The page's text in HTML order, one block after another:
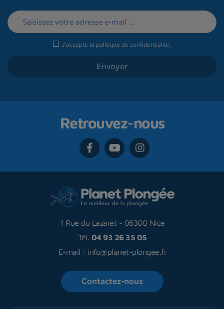
J'accepte la politique de confidentialité
Retrouvez-nous
1 Rue du Lazaret - 06300 Nice
Tél. 04 93 26 35 05
E-mail : info@planet-plongee.fr
Contactez-nous